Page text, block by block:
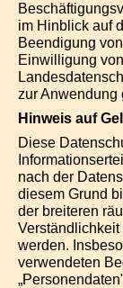
im Hinblick auf
Beendigung
Einwilligung
zur Anwendung
Hinweis auf
Diese
nach der
diesem Grund
der breiteren
werden.
verwendeten